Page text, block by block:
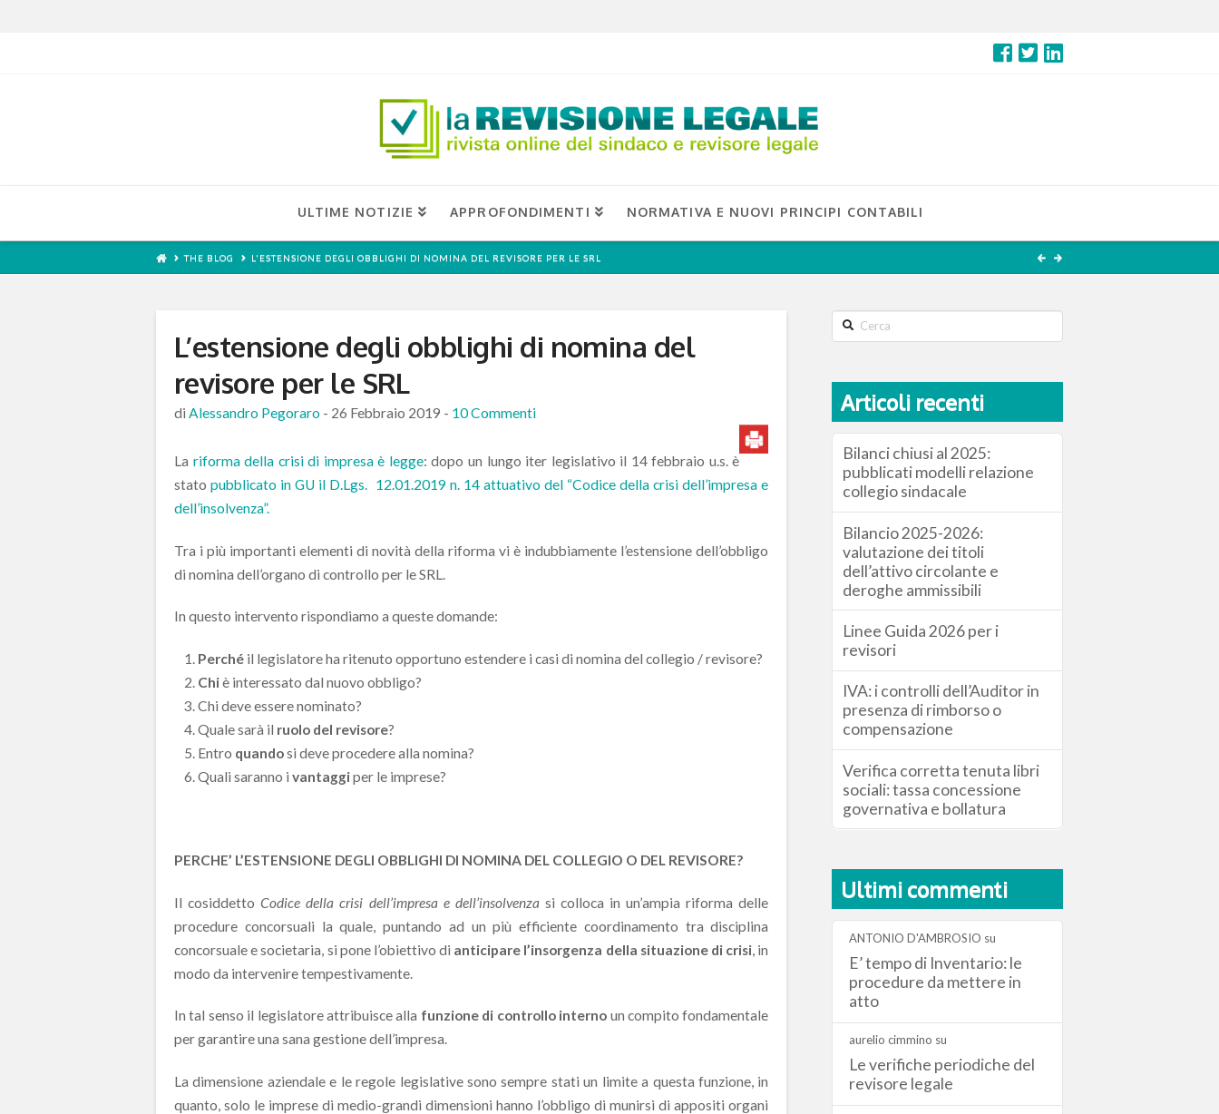
ULTIME NOTIZIE APPROFONDIMENTI NORMATIVA E NUOVI PRINCIPI CONTABILI
THE BLOG L'ESTENSIONE DEGLI OBBLIGHI DI NOMINA DEL REVISORE PER LE SRL
L’estensione degli obblighi di nomina del
revisore per le SRL
di Alessandro Pegoraro - 26 Febbraio 2019 - 10 Commenti
La riforma della crisi di impresa è legge: dopo un lungo iter legislativo il 14 febbraio u.s. è
statopubblicato in GU il D.Lgs. 12.01.2019 n. 14 attuativo del “Codice della crisi dell’impresa e
dell’insolvenza”.
Tra i più importanti elementi di novità della riforma vi è indubbiamente l’estensione dell’obbligo
di nomina dell’organo di controllo per le SRL.
In questo intervento rispondiamo a queste domande:
Perchéil legislatore ha ritenuto opportuno estendere i casi di nomina del collegio / revisore?
Chiè interessato dal nuovo obbligo?
Chi deve essere nominato?
Quale sarà il ruolo del revisore?
Entro quandosi deve procedere alla nomina?
Quali saranno i vantaggiper le imprese?
PERCHE’ L’ESTENSIONE DEGLI OBBLIGHI DI NOMINA DEL COLLEGIO O DEL REVISORE?
Il cosiddettoCodice della crisi dell’impresa e dell’insolvenzasi colloca in un’ampia riforma delle
procedure concorsuali la quale, puntando ad un più efficiente coordinamento tra disciplina
concorsuale e societaria, si pone l’obiettivo di anticipare l’insorgenza della situazione di crisi, in
modo da intervenire tempestivamente.
In tal senso il legislatore attribuisce alla funzione di controllo interno un compito fondamentale
per garantire una sana gestione dell’impresa.
La dimensione aziendale e le regole legislative sono sempre stati un limite a questa funzione, in
quanto, solo le imprese di medio-grandi dimensioni hanno l’obbligo di munirsi di appositi organi
Search
Articoli recenti
Bilanci chiusi al 2025:
pubblicati modelli relazione
collegio sindacale
Bilancio 2025-2026:
valutazione dei titoli
dell’attivo circolante e
deroghe ammissibili
Linee Guida 2026 per i
revisori
IVA: i controlli dell’Auditor in
presenza di rimborso o
compensazione
Verifica corretta tenuta libri
sociali: tassa concessione
governativa e bollatura
Ultimi commenti
ANTONIO D'AMBROSIO su
E’ tempo di Inventario: le
procedure da mettere in
atto
aurelio cimmino su
Le verifiche periodiche del
revisore legale